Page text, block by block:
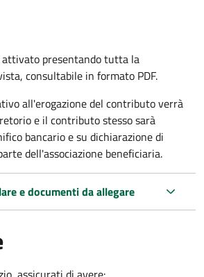
attivato presentando tutta la
consultabile in formato PDF.
all'erogazione del contributo verrà
e il contributo stesso sarà
bancario e su dichiarazione di
dell'associazione beneficiaria.
e documenti da allegare